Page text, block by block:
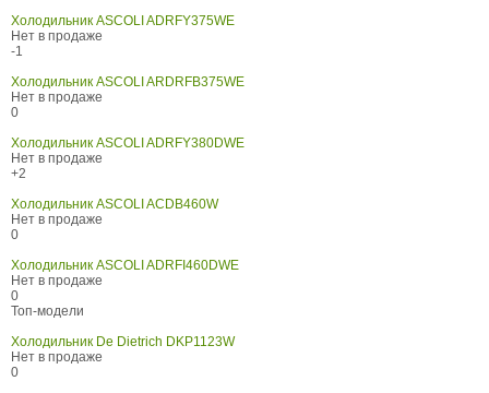
Холодильник ASCOLI ADRFY375WE
Нет в продаже
-1
Холодильник ASCOLI ARDRFB375WE
Нет в продаже
0
Холодильник ASCOLI ADRFY380DWE
Нет в продаже
+2
Холодильник ASCOLI ACDB460W
Нет в продаже
0
Холодильник ASCOLI ADRFI460DWE
Нет в продаже
0
Топ-модели
Холодильник De Dietrich DKP1123W
Нет в продаже
0